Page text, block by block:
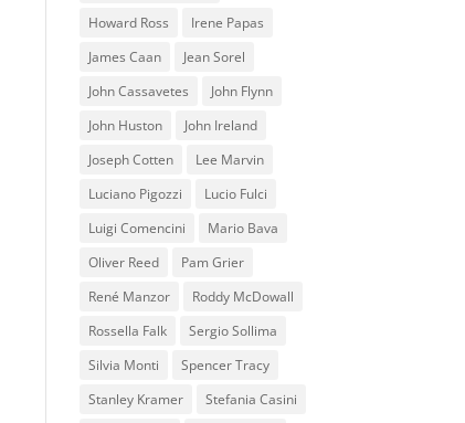
Howard Ross
Irene Papas
James Caan
Jean Sorel
John Cassavetes
John Flynn
John Huston
John Ireland
Joseph Cotten
Lee Marvin
Luciano Pigozzi
Lucio Fulci
Luigi Comencini
Mario Bava
Oliver Reed
Pam Grier
René Manzor
Roddy McDowall
Rossella Falk
Sergio Sollima
Silvia Monti
Spencer Tracy
Stanley Kramer
Stefania Casini